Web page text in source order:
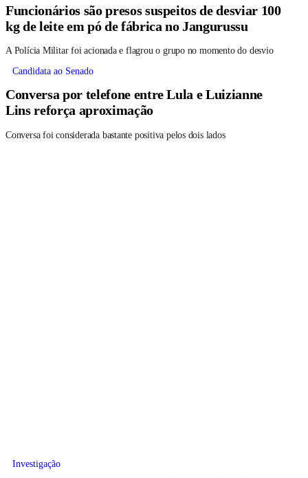
Funcionários são presos suspeitos de desviar 100
kg de leite em pó de fábrica no Jangurussu
A Polícia Militar foi acionada e flagrou o grupo no momento do desvio
Candidata ao Senado
Conversa por telefone entre Lula e Luizianne
Lins reforça aproximação
Conversa foi considerada bastante positiva pelos dois lados
Investigação